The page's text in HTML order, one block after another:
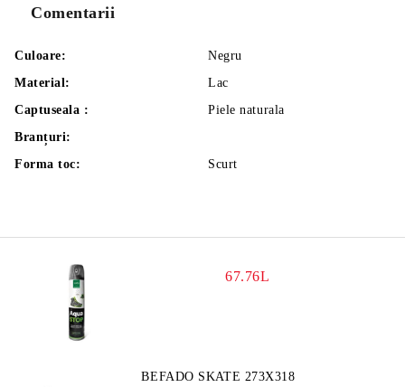
Comentarii
Culoare:
Negru
Material:
Lac
Captuseala :
Piele naturala
Branțuri:
Forma toc:
Scurt
67.76L
BEFADO SKATE 273X318